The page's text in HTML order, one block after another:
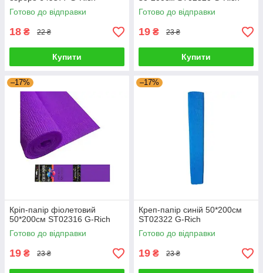
Готово до відправки
18 ₴ 22 ₴
Купити
Готово до відправки
19 ₴ 23 ₴
Купити
–17%
Кріп-папір фіолетовий
50*200см ST02316 G-Rich
Готово до відправки
19 ₴ 23 ₴
–17%
Креп-папір синій 50*200см
ST02322 G-Rich
Готово до відправки
19 ₴ 23 ₴